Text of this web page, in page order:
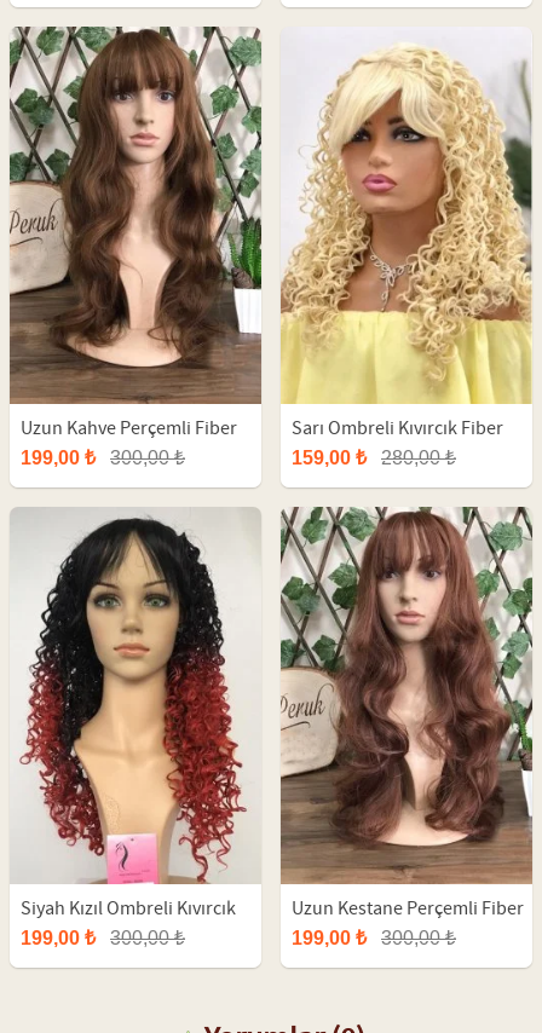
Uzun Kahve Perçemli Fiber
Peruk
199,00 ₺ 300,00 ₺
Sarı Ombreli Kıvırcık Fiber
Peruk
159,00 ₺ 280,00 ₺
Siyah Kızıl Ombreli Kıvırcık
Fiber Peruk
199,00 ₺ 300,00 ₺
Uzun Kestane Perçemli Fiber
Peruk
199,00 ₺ 300,00 ₺